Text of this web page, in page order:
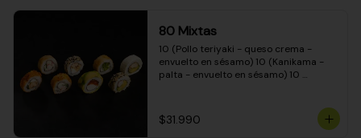
80 Mixtas
10 (Pollo teriyaki - queso crema -
envuelto en sésamo) 10 (Kanikama -
palta - envuelto en sésamo) 10
envuelto en queso crema) 10
(Camarón - queso crema - cebollín -
$31.990